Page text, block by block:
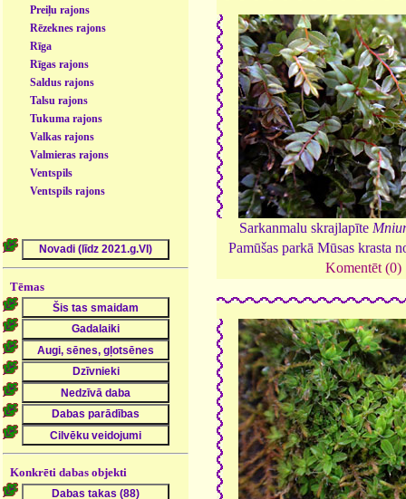
Preiļu rajons
Rēzeknes rajons
Rīga
Rīgas rajons
Saldus rajons
Talsu rajons
Tukuma rajons
Valkas rajons
Valmieras rajons
Ventspils
Ventspils rajons
Tēmas
Konkrēti dabas objekti
Sarkanmalu skrajlapīte
Pamūšas parkā Mūsas krasta
Komentēt (0)